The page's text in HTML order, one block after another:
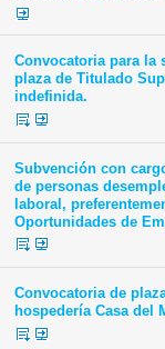
Convocatoria para la
plaza de Titulado
indefinida.
Subvención con
de personas
laboral,
Oportunidades de
Convocatoria de
hospedería Casa del